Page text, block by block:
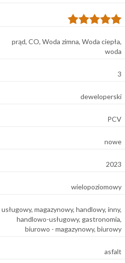
prąd, CO, Woda zimna, Woda ciepła,
woda
3
deweloperski
PCV
nowe
2023
wielopoziomowy
usługowy, magazynowy, handlowy, inny,
handlowo-usługowy, gastronomia,
biurowo - magazynowy, biurowy
asfalt